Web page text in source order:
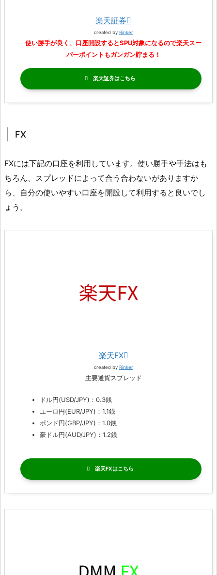
楽天証券
created by Rinker
使い勝手が良く、口座開設するとSPU対象になるので楽天スー
パーポイントもガンガン貯まる！
楽天証券
FX
FXには下記の口座を利用しています。使い勝手や手法はも
ちろん、スプレッドによって合う合わないがありますか
ら、自分の使いやすい口座を開設して利用すると良いでし
ょう。
楽天FX
created by Rinker
主要通貨スプレッド
ドル円(USD/JPY)：0.3銭
ユーロ円(EUR/JPY)：1.1銭
ポンド円(GBP/JPY)：1.0銭
豪ドル円(AUD/JPY)：1.2銭
楽天FX